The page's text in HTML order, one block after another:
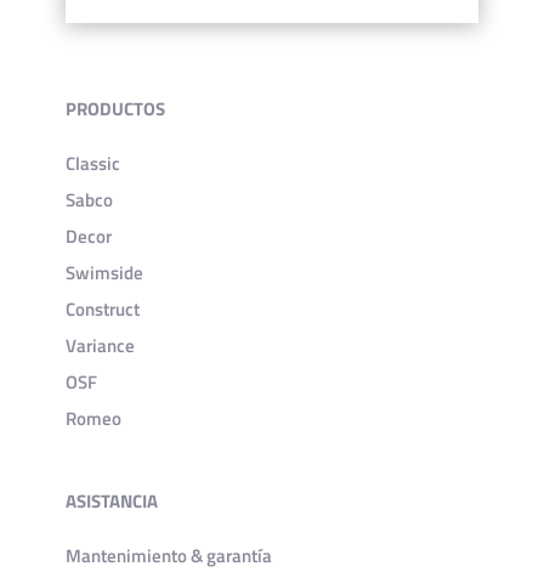
PRODUCTOS
Classic
Sabco
Decor
Swimside
Construct
Variance
OSF
Romeo
ASISTANCIA
Mantenimiento & garantía